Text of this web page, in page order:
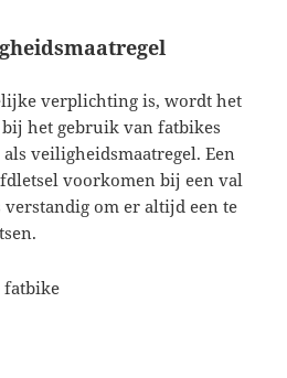
verplichting is, wordt het
het gebruik van fatbikes
veiligheidsmaatregel. Een
voorkomen bij een val
om er altijd een te